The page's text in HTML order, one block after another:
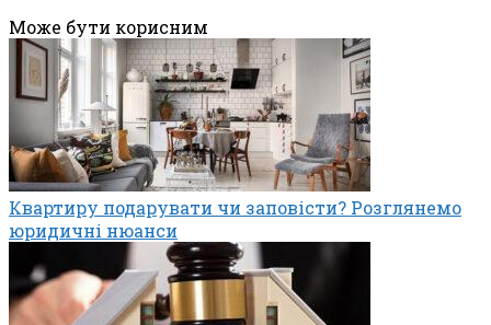
Може бути корисним
Квартиру подарувати чи заповісти? Розглянемо
юридичні нюанси